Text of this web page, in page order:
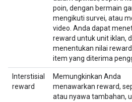
poin, dengan bermain
mengikuti survei, atau
video. Anda dapat
reward untuk unit iklan,
menentukan nilai
item yang diterima
Interstisial
reward
Memungkinkan Anda
menawarkan reward,
atau nyawa tambahan,